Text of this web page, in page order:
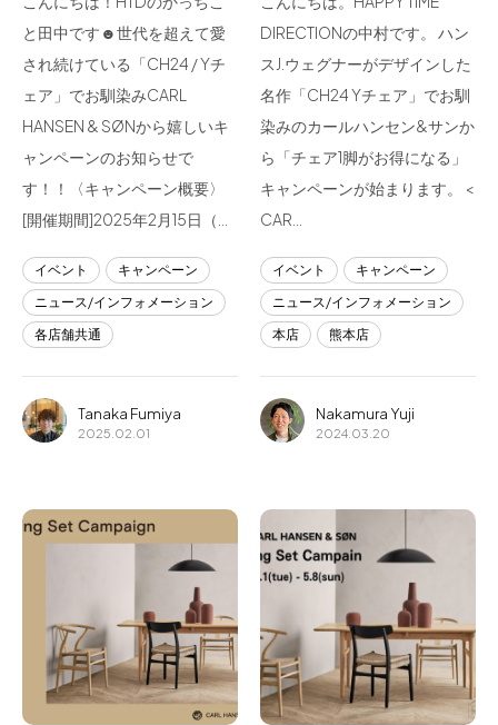
フラッグシップストア
0965-52-0323
熊本店
096-274-8175
Arv
0965-45-9282
と田中です☻世代を超えて愛
され続けている「CH24 / Yチ
ェア」でお馴染みCARL
HANSEN & SØNから嬉しいキ
ャンペーンのお知らせで
す！！〈キャンペーン概要〉
[開催期間]2025年2月15日（…
イベント
キャンペーン
ニュース/インフォメーション
各店舗共通
Tanaka Fumiya
2025.02.01
DIRECTIONの中村です。 ハン
スJ.ウェグナーがデザインした
名作「CH24 Yチェア」でお馴
染みのカールハンセン&サンか
ら「チェア1脚がお得になる」
キャンペーンが始まります。 <
CAR…
イベント
キャンペーン
ニュース/インフォメーション
本店
熊本店
Nakamura Yuji
2024.03.20